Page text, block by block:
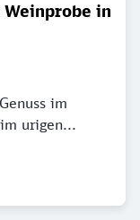
Weinprobe in
im
urigen...